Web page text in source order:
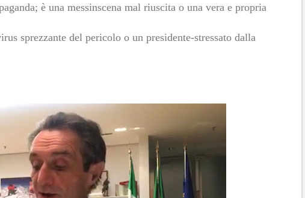
è una messinscena mal riuscita o una vera e propria
sprezzante del pericolo o un presidente-stressato dalla